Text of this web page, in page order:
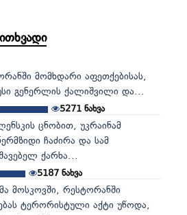
მომხდარი აფეთქებისას,
გენერლის ქალიშვილი და...
5271 ნახვა
ცნობით, უკრაინამ
ჩაძირა და სამ
ქარხა...
5187ნახვა
მოსკოვში, რესტორანში
ტერორისტული აქტი უწოდა,